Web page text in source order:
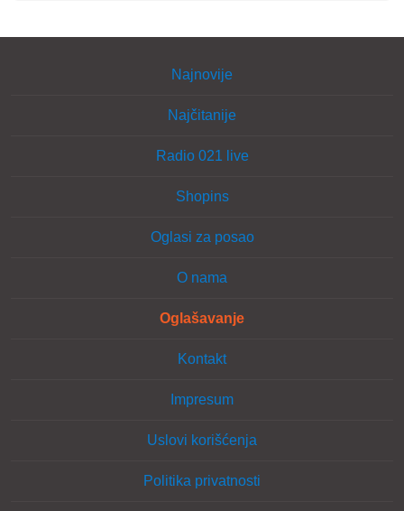
Najnovije
Najčitanije
Radio 021 live
Shopins
Oglasi za posao
O nama
Oglašavanje
Kontakt
Impresum
Uslovi korišćenja
Politika privatnosti